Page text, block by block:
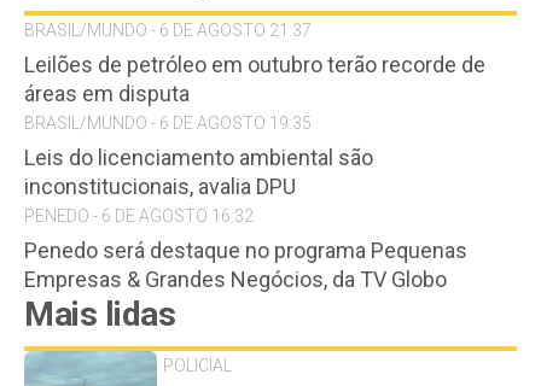
BRASIL/MUNDO - 6 DE AGOSTO 21:37
Leilões de petróleo em outubro terão recorde de
áreas em disputa
BRASIL/MUNDO - 6 DE AGOSTO 19:35
Leis do licenciamento ambiental são
inconstitucionais, avalia DPU
PENEDO - 6 DE AGOSTO 16:32
Penedo será destaque no programa Pequenas
Empresas & Grandes Negócios, da TV Globo
Mais lidas
POLICIAL